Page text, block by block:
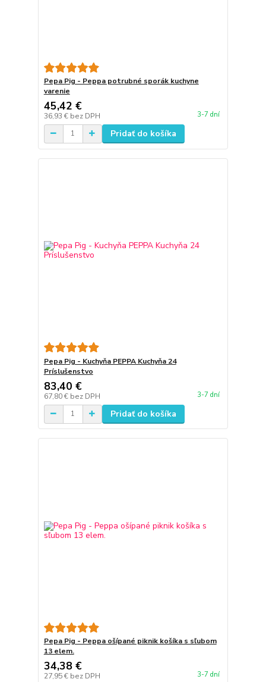
Pepa Pig - Peppa potrubné sporák kuchyne
varenie
45,42 €
36,93 € bez DPH 3-7 dní
Pridať do košíka
Pepa Pig - Kuchyňa PEPPA Kuchyňa 24
Príslušenstvo
83,40 €
67,80 € bez DPH 3-7 dní
Pridať do košíka
Pepa Pig - Peppa ošípané piknik košíka s sľubom
13 elem.
34,38 €
27,95 € bez DPH 3-7 dní